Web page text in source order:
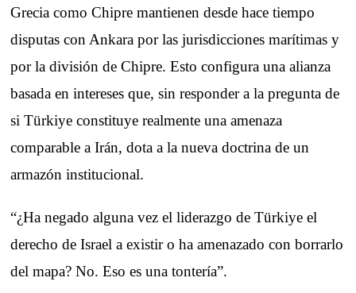
Grecia como Chipre mantienen desde hace tiempo
disputas con Ankara por las jurisdicciones marítimas y
por la división de Chipre. Esto configura una alianza
basada en intereses que, sin responder a la pregunta de
si Türkiye constituye realmente una amenaza
comparable a Irán, dota a la nueva doctrina de un
armazón institucional.
“¿Ha negado alguna vez el liderazgo de Türkiye el
derecho de Israel a existir o ha amenazado con borrarlo
del mapa? No. Eso es una tontería”.